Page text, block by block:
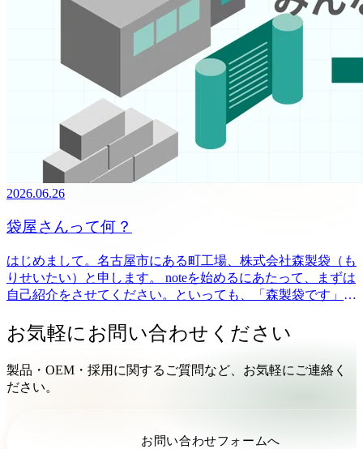
2026.06.26
袋屋さんって何？
はじめまして。名古屋市にある町工場、株式会社森製袋（も
りせいたい）と申します。 noteを始めるにあたって、まずは
自己紹介をさせてください。といっても、「森製袋です」と
る
お気軽にお問い合わせください
製品・OEM・採用に関するご質問など、お気軽にご連絡く
ださい。
お問い合わせフォームへ